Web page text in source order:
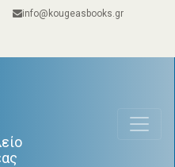
info@kougeasbooks.gr